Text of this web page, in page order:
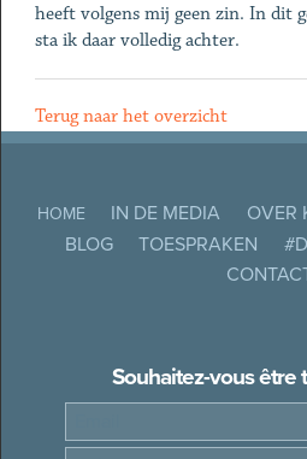
heeft volgens mij geen zin. In dit
sta ik daar volledig achter.
Terug naar het overzicht
HOME IN DE MEDIA OVER
BLOG
TOESPRAKEN
Souhaitez-vous être